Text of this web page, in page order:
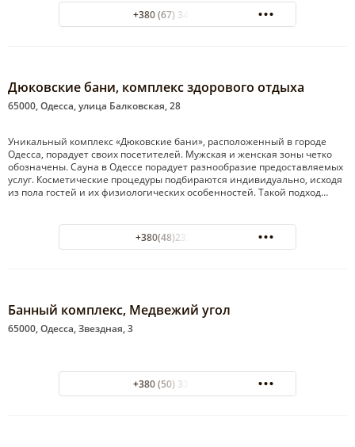
+380 (67) 346-90-35
Дюковские бани, комплекс здорового отдыха
65000, Одесса, улица Балковская, 28
Уникальный комплекс «Дюковские бани», расположенный в городе
Одесса, порадует своих посетителей. Мужская и женская зоны четко
обозначены. Сауна в Одессе порадует разнообразие предоставляемых
услуг. Косметические процедуры подбираются индивидуально, исходя
из пола гостей и их физиологических особенностей. Такой подход…
+380(48)233-33-93
Банный комплекс, Медвежий угол
65000, Одесса, Звездная, 3
+380 (50) 333-52-42